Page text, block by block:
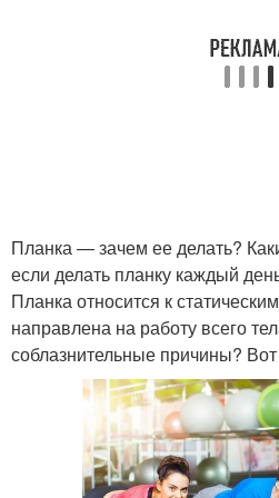
Планка — зачем ее делать?
если делать планку каждый
Планка относится к
направлена на работу всего
соблазнительные причины?